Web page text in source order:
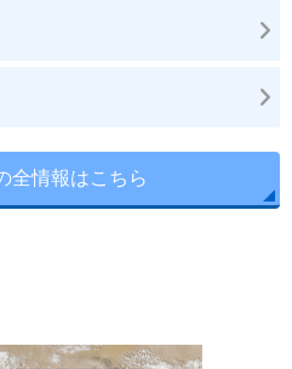
全情報はこちら